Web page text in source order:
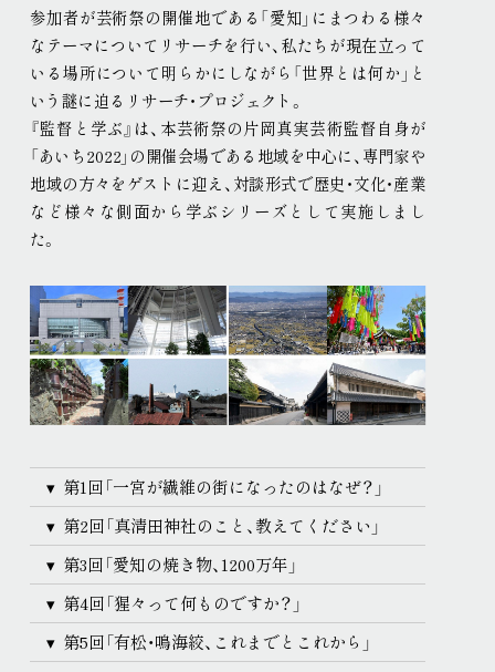
アクセス
連携ホテル
ご来場のみなさまへ
チケット情報
現代美術展
取材申込み
画像貸し出し プレスリリース
参加者が芸術祭の開催地である「愛知」にまつわる様々
なテーマについてリサーチを行い、私たちが現在立って
いる場所について明らかにしながら「世界とは何か」と
いう謎に迫るリサーチ・プロジェクト 。
『監督と学ぶ』は、本芸術祭の片岡真実芸術監督自身が
「あいち2022」の開催会場である地域を中心に、専門家や
地域の方々をゲストに迎え、対談形式で歴史・文化・産業
など様々な側面から学ぶシリーズとして実施しまし
た。
第1回「一宮が繊維の街になったのはなぜ？」
第2回「真清田神社のこと、教えてください」
第3回「愛知の焼き物、1200万年」
第4回「猩々って何ものですか？」
第5回「有松・鳴海絞、これまでとこれから」